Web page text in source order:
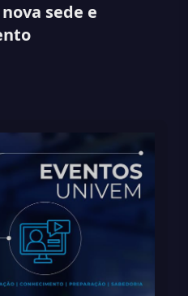
sede e